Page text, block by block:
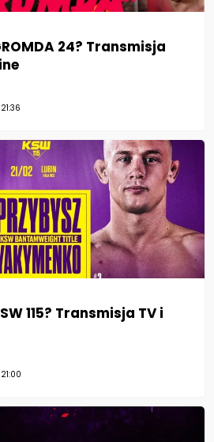
24? Transmisja
115? Transmisja TV i